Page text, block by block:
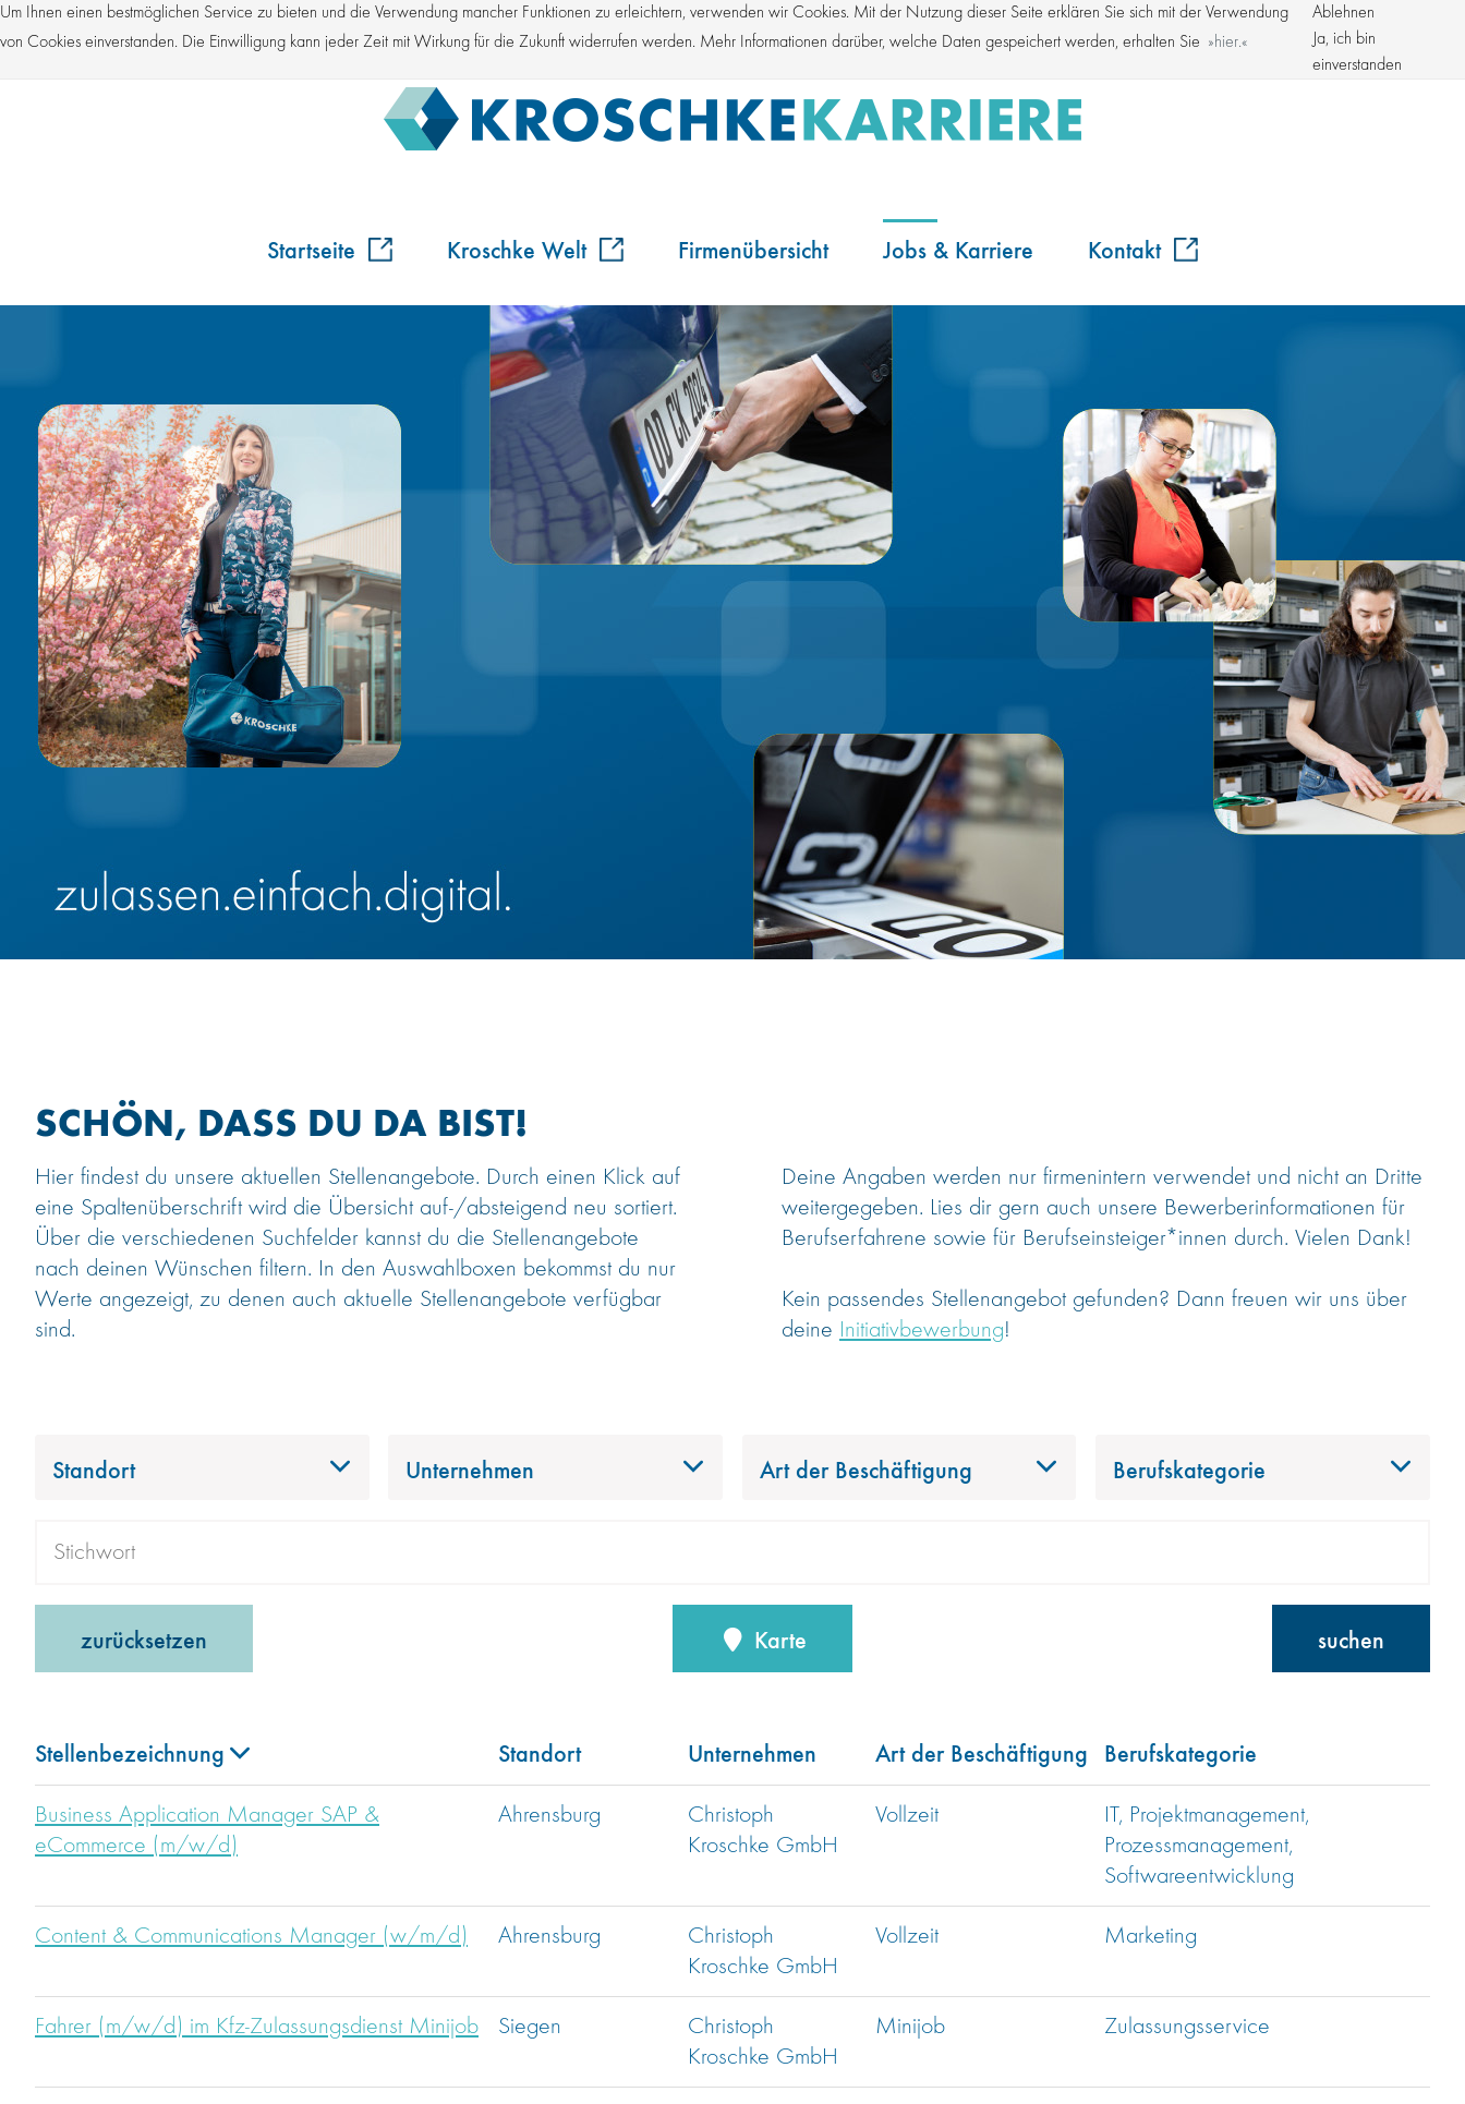
Um Ihnen einen bestmöglichen Service zu bieten und die Verwendung mancher Funktionen zu erleichtern, verwenden wir Cookies. Mit der Nutzung dieser Seite erklären Sie sich mit der Verwendung
von Cookies einverstanden. Die Einwilligung kann jeder Zeit mit Wirkung für die Zukunft widerrufen werden. Mehr Informationen darüber, welche Daten gespeichert werden, erhalten Sie
hier.
Ablehnen
Ja, ich bin
einverstanden
Kroschke Gruppe
Startseite Kroschke Welt Firmenübersicht Jobs & Karriere Kontakt
SCHÖN, DASS DU DA BIST!
Hier findest du unsere aktuellen Stellenangebote. Durch einen Klick auf
eine Spaltenüberschrift wird die Übersicht auf-/absteigend neu sortiert.
Über die verschiedenen Suchfelder kannst du die Stellenangebote
nach deinen Wünschen filtern. In den Auswahlboxen bekommst du nur
Werte angezeigt, zu denen auch aktuelle Stellenangebote verfügbar
sind.
Deine Angaben werden nur firmenintern verwendet und nicht an Dritte
weitergegeben. Lies dir gern auch unsere Bewerberinformationen für
Berufserfahrene sowie für Berufseinsteiger*innen durch. Vielen Dank!
Kein passendes Stellenangebot gefunden? Dann freuen wir uns über
deine Initiativbewerbung!
Standort Unternehmen Art der Beschäftigung Berufskategorie
zurücksetzen Karte suchen
Stellenbezeichnung Standort Unternehmen Art der Beschäftigung Berufskategorie
Business Application Manager SAP &
eCommerce (m/w/d)
Ahrensburg
Christoph
Kroschke GmbH
Vollzeit
IT, Projektmanagement,
Prozessmanagement,
Softwareentwicklung
Content & Communications Manager (w/m/d) Ahrensburg
Christoph
Kroschke GmbH
Vollzeit Marketing
Fahrer (m/w/d) im Kfz-Zulassungsdienst Minijob Siegen
Christoph
Kroschke GmbH
Minijob Zulassungsservice